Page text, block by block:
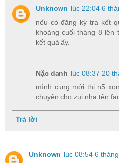
Unknown lúc 22:04 6
nếu có đăng ký tra kết
khoảng cuối tháng 8 lên
kết quả ấy.
Nặc danh lúc 08:37 20
mình cung mới thi n5
chuyện cho zui nha tên
Trả lời
Unknown lúc 08:54 6